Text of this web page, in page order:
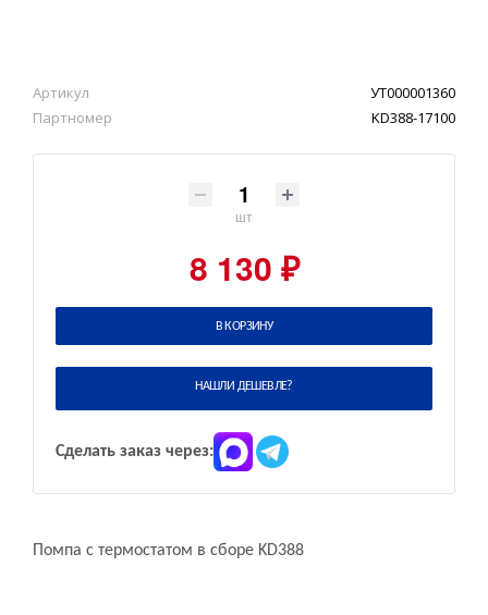
Артикул
УТ000001360
Партномер
KD388-17100
шт
8 130 ₽
В КОРЗИНУ
НАШЛИ ДЕШЕВЛЕ?
Сделать заказ через:
Помпа с термостатом в сборе KD388